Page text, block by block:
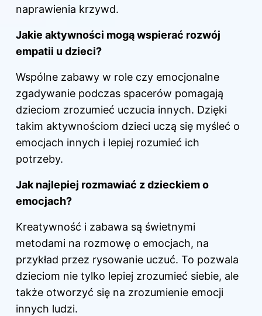
naprawienia krzywd.
Jakie aktywności mogą wspierać rozwój
empatii u dzieci?
Wspólne zabawy w role czy emocjonalne
zgadywanie podczas spacerów pomagają
dzieciom zrozumieć uczucia innych. Dzięki
takim aktywnościom dzieci uczą się myśleć o
emocjach innych i lepiej rozumieć ich
potrzeby.
Jak najlepiej rozmawiać z dzieckiem o
emocjach?
Kreatywność i zabawa są świetnymi
metodami na rozmowę o emocjach, na
przykład przez rysowanie uczuć. To pozwala
dzieciom nie tylko lepiej zrozumieć siebie, ale
także otworzyć się na zrozumienie emocji
innych ludzi.